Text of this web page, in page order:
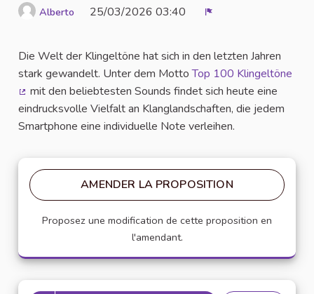
Alberto 25/03/2026 03:40
Die Welt der Klingeltöne hat sich in den letzten Jahren
stark gewandelt. Unter dem MottoTop 100 Klingeltöne
(Lien externe)
mit den beliebtesten Sounds findet sich heute eine
eindrucksvolle Vielfalt an Klanglandschaften, die jedem
Smartphone eine individuelle Note verleihen.
AMENDER LA PROPOSITION
Proposez une modification de cette proposition en
l'amendant.